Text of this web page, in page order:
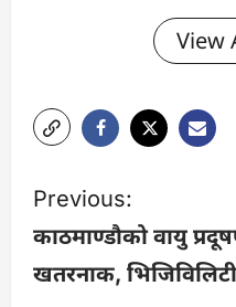
View
P
o
s
Previous:
काठमाण्डौको वायु
खतरनाक,